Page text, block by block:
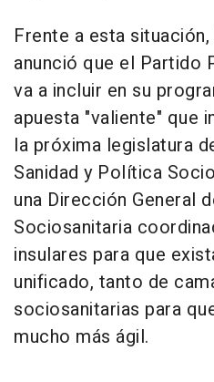
Frente a esta
anunció que el Partido
va a incluir en su
apuesta "valiente" que
la próxima legislatura
Sanidad y Política
una Dirección General
Sociosanitaria
insulares para que
unificado, tanto de
sociosanitarias para
mucho más ágil.